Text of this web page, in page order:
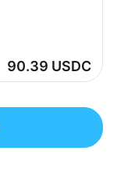
90.39 USDC